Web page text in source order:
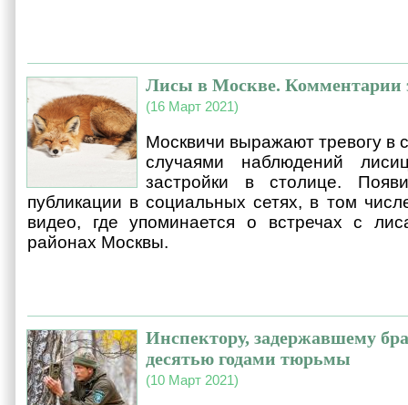
Лисы в Москве. Комментарии
(16 Март 2021)
Москвичи выражают тревогу в
случаями наблюдений
застройки в столице.
публикации в социальных сетях, в том
видео, где упоминается о встречах с
районах Москвы.
Инспектору, задержавшему
десятью годами тюрьмы
(10 Март 2021)